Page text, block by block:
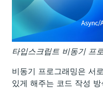
타입스크립트 비동기 프
비동기 프로그래밍은 서
있게 해주는 코드 작성